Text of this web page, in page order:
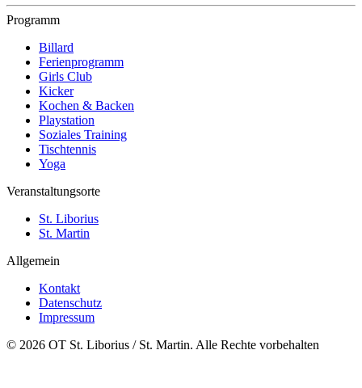
Programm
Billard
Ferienprogramm
Girls Club
Kicker
Kochen & Backen
Playstation
Soziales Training
Tischtennis
Yoga
Veranstaltungsorte
St. Liborius
St. Martin
Allgemein
Kontakt
Datenschutz
Impressum
© 2026 OT St. Liborius / St. Martin. Alle Rechte vorbehalten